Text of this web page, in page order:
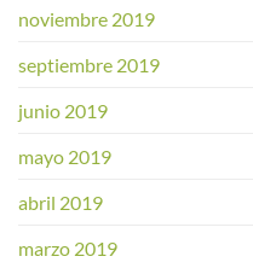
noviembre 2019
septiembre 2019
junio 2019
mayo 2019
abril 2019
marzo 2019